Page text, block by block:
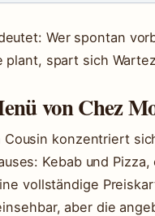
Wer spontan
plant, spart sich
von Chez
Cousin konzentriert
Kebab und
vollständige
aber die